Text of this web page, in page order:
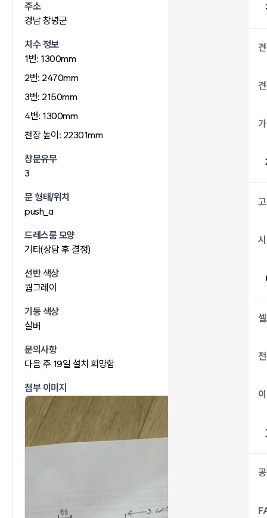
주소
경남 창녕군
치수 정보
1번: 1300mm
2번: 2470mm
3번: 2150mm
4번: 1300mm
천장 높이: 22301mm
창문유무
3
문 형태/위치
push_a
드레스룸 모양
기타(상담 후 결정)
선반 색상
웜그레이
기둥 색상
실버
문의사항
다음 주 19일 설치 희망함
첨부 이미지